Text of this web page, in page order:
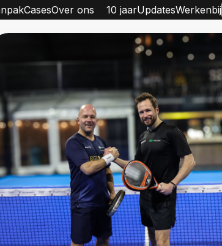
CasesOver ons 10 jaarUpdatesWerkenbij